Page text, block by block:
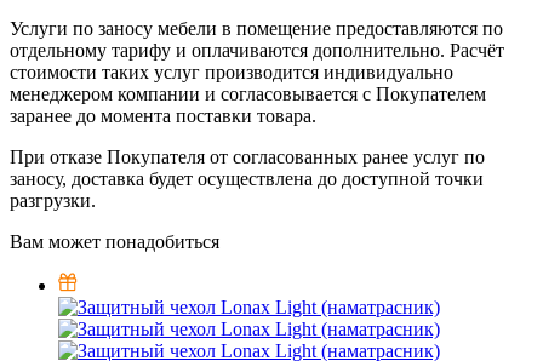
Услуги по заносу мебели в помещение предоставляются по
отдельному тарифу и оплачиваются дополнительно. Расчёт
стоимости таких услуг производится индивидуально
менеджером компании и согласовывается с Покупателем
заранее до момента поставки товара.
При отказе Покупателя от согласованных ранее услуг по
заносу, доставка будет осуществлена до доступной точки
разгрузки.
Вам может понадобиться